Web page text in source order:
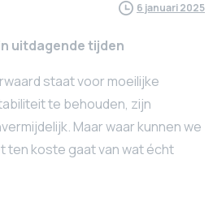
6 januari 2025
uitdagende tijden
staat voor moeilijke
te behouden, zijn
Maar waar kunnen we
ten koste gaat van wat écht